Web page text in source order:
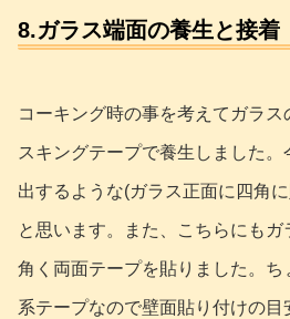
8.ガラス端面の養生と接着
コーキング時の事を考えてガラ
スキングテープで養生しました
出するような(ガラス正面に四角
と思います。また、こちらにも
角く両面テープを貼りました。
系テープなので壁面貼り付けの